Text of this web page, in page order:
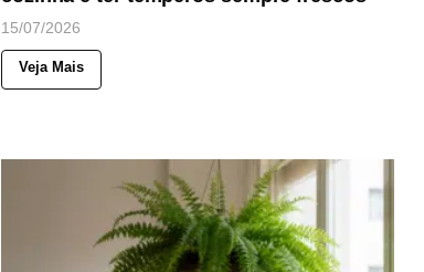
15/07/2026
Veja Mais